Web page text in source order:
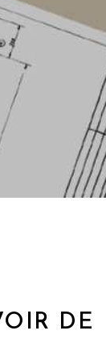
DE